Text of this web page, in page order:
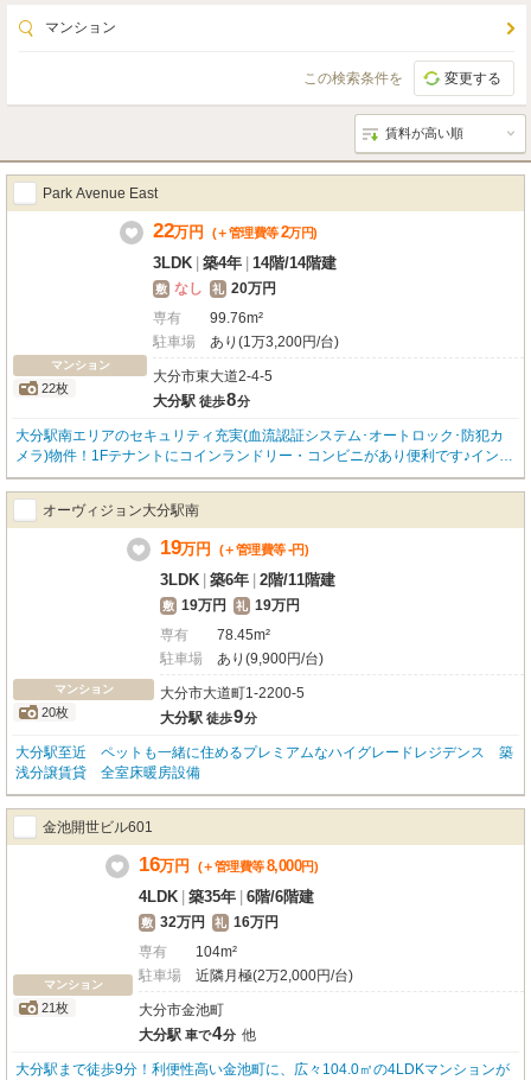
マンション
この検索条件を 変更する
Park Avenue East
マンション
22枚
22万円 (＋管理費等 2万円)
3LDK 築4年 14階/14階建
敷 なし 礼 20万円
専有
99.76m²
駐車場
あり(1万3,200円/台)
大分市東大道2-4-5
大分駅 徒歩8分
大分駅南エリアのセキュリティ充実(血流認証システム･オートロック･防犯カ
メラ)物件！1Fテナントにコインランドリー・コンビニがあり便利です♪インタ
ーネット無料！（D.U-NET。回線工事後使用可） ・館内各種サービス有(コ
ンシェルジュ兼清掃員)・駐車場有(大型車対応パレットタワーパーキング)・エ
アコン全部屋標準・サイクルポート､バイク置場有・ペット飼育可(犬猫OK※階
数指定有)・宅配ボックス48世帯分・一階店舗(セブンイレブン)
オーヴィジョン大分駅南
マンション
20枚
19万円 (＋管理費等 -円)
3LDK 築6年 2階/11階建
敷 19万円 礼 19万円
専有
78.45m²
駐車場
あり(9,900円/台)
大分市大道町1-2200-5
大分駅 徒歩9分
大分駅至近 ペットも一緒に住めるプレミアムなハイグレードレジデンス 築
浅分譲賃貸 全室床暖房設備
金池開世ビル601
マンション
21枚
16万円 (＋管理費等 8,000円)
4LDK 築35年 6階/6階建
敷 32万円 礼 16万円
専有
104m²
駐車場
近隣月極(2万2,000円/台)
大分市金池町
大分駅 車で4分 他
大分駅まで徒歩9分！利便性高い金池町に、広々104.0㎡の4LDKマンションが